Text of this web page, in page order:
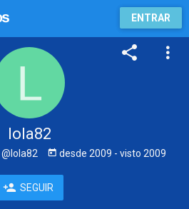
ENTRAR
lola82
@lola82 desde 2009 - visto 2009
SEGUIR